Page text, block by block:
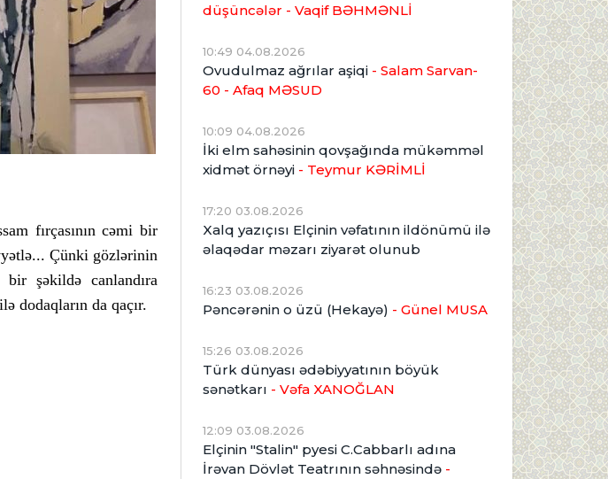
fırçasının cəmi bir
Çünki gözlərinin
bir şəkildə canlandıra
dodaqların da qaçır.
düşüncələr - Vaqif BƏHMƏNLİ
10:49 04.08.2026
Ovudulmaz ağrılar aşiqi - Salam Sarvan-
60 - Afaq MƏSUD
10:09 04.08.2026
İki elm sahəsinin qovşağında mükəmməl
xidmət örnəyi - Teymur KƏRİMLİ
17:20 03.08.2026
Xalq yazıçısı Elçinin vəfatının ildönümü ilə
əlaqədar məzarı ziyarət olunub
16:23 03.08.2026
Pəncərənin o üzü (Hekayə) - Günel MUSA
15:26 03.08.2026
Türk dünyası ədəbiyyatının böyük
sənətkarı - Vəfa XANOĞLAN
12:09 03.08.2026
Elçinin "Stalin" pyesi C.Cabbarlı adına
İrəvan Dövlət Teatrının səhnəsində -